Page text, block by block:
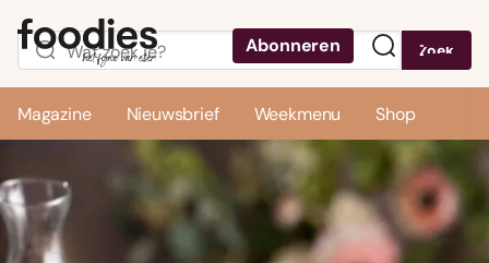
Abonneren Zoek
Magazine Nieuwsbrief Weekmenu Shop